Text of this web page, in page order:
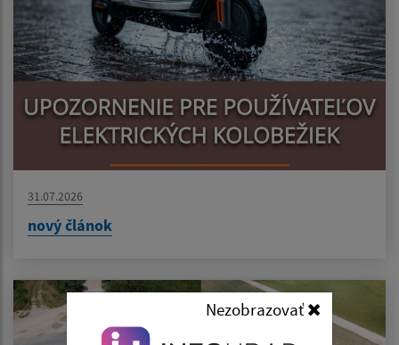
Nezobrazovať
31.07.2026
nový článok